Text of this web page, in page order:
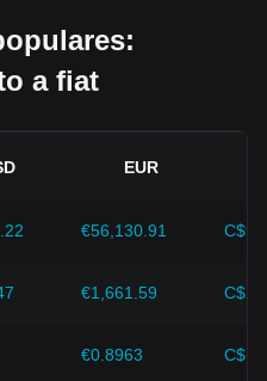
y regulaciones
criptomonedas repercuten
los inversores en las
o demasiado estrictas
de las criptomonedas y
fiat (como las tasas
y los principales
a fiat
EUR
€56,130.91
€1,661.59
€0.8963